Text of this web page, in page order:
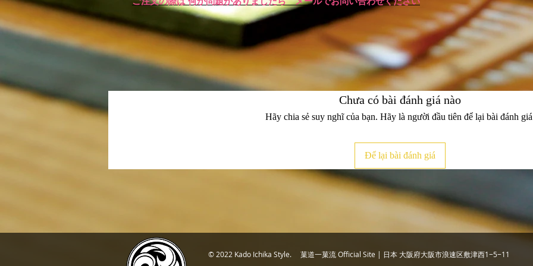
Chưa có bài đánh giá nào
Hãy chia sẻ suy nghĩ của bạn. Hãy là người đầu tiên để lại bài đánh
Để lại bài đánh giá
© 2022 Kado Ichika Style. 菓道一菓流 Official Site | 日本 大阪府大阪市浪速区敷津西1−5−11